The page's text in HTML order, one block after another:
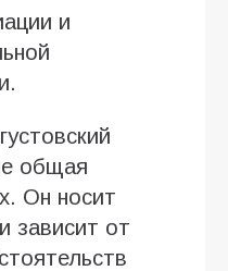
и
общая
Он носит
зависит от